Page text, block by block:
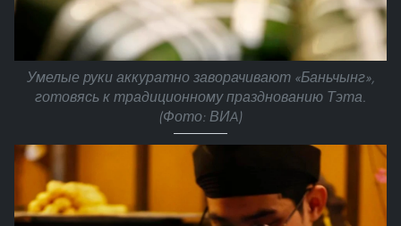
Умелые руки аккуратно заворачивают «Баньчынг»,
готовясь к традиционному празднованию Тэта.
(Фото: ВИA)